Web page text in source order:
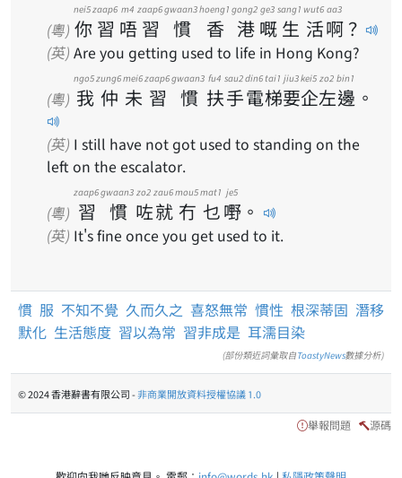
(粵) 你
nei5
習
zaap6
唔
m4
習
zaap6
慣
gwaan3
香
hoeng1
港
gong2
嘅
ge3
生
sang1
活
wut6
啊
aa3
？
(英) Are you getting used to life in Hong Kong?
(粵) 我
ngo5
仲
zung6
未
mei6
習
zaap6
慣
gwaan3
扶
fu4
手
sau2
電
din6
梯
tai1
要
jiu3
企
kei5
左
zo2
邊
bin1
。
(英) I still have not got used to standing on the
left on the escalator.
(粵) 習
zaap6
慣
gwaan3
咗
zo2
就
zau6
冇
mou5
乜
mat1
嘢
je5
。
(英) It's fine once you get used to it.
慣 服 不知不覺 久而久之 喜怒無常 慣性 根深蒂固 潛移
默化 生活態度 習以為常 習非成是 耳濡目染
(部份類近詞彙取自ToastyNews數據分析)
© 2024 香港辭書有限公司 -非商業開放資料授權協議 1.0
舉報問題 源碼